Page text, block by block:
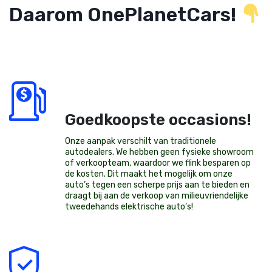
Daarom OnePlanetCars!
Goedkoopste occasions!
Onze aanpak verschilt van traditionele
autodealers. We hebben geen fysieke showroom
of verkoopteam, waardoor we flink besparen op
de kosten. Dit maakt het mogelijk om onze
auto’s tegen een scherpe prijs aan te bieden en
draagt bij aan de verkoop van milieuvriendelijke
tweedehands elektrische auto’s!